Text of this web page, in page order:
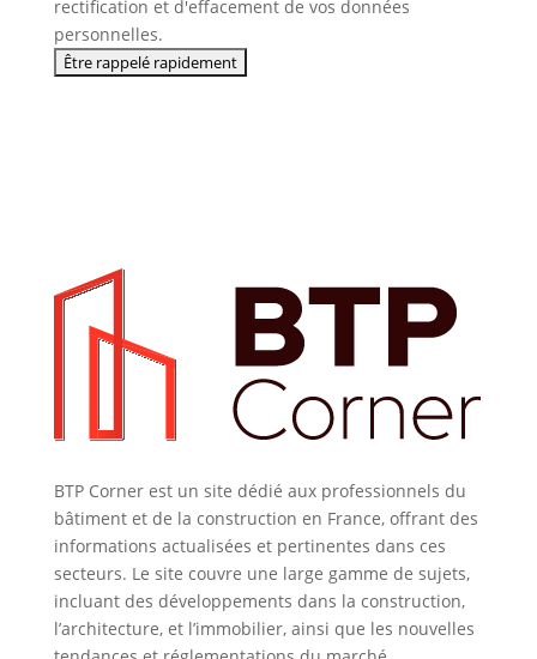
rectification et d'effacement de vos données
personnelles.
BTP Corner est un site dédié aux professionnels du
bâtiment et de la construction en France, offrant des
informations actualisées et pertinentes dans ces
secteurs. Le site couvre une large gamme de sujets,
incluant des développements dans la construction,
l’architecture, et l’immobilier, ainsi que les nouvelles